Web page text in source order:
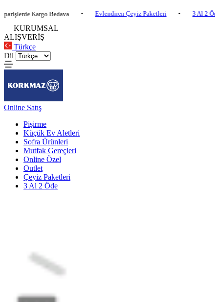
Kargo Bedava • Evlendiren Çeyiz Paketleri • 3 Al 2 Öde •
KURUMSAL
ALIŞVERİŞ
Türkçe
Dil
Online Satış
Pişirme
Küçük Ev Aletleri
Sofra Ürünleri
Mutfak Gereçleri
Online Özel
Outlet
Çeyiz Paketleri
3 Al 2 Öde